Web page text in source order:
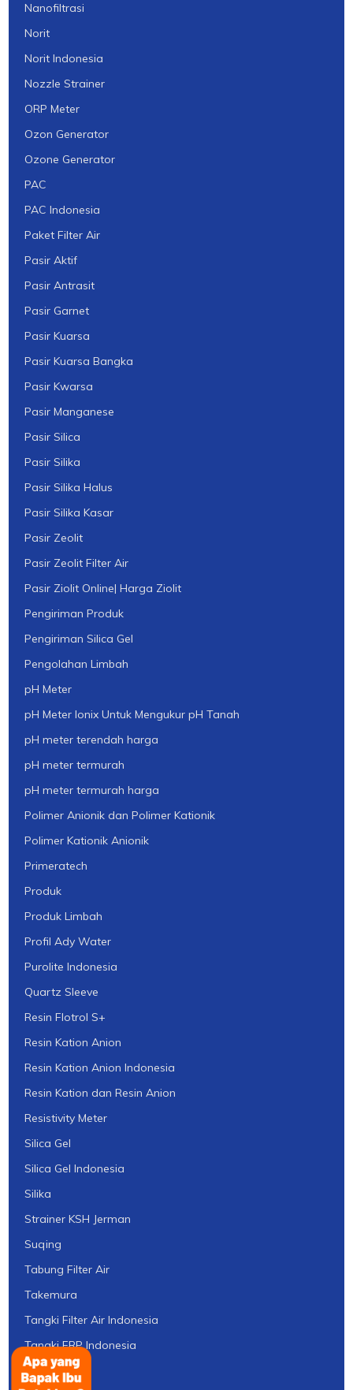
Nanofiltrasi
Norit
Norit Indonesia
Nozzle Strainer
ORP Meter
Ozon Generator
Ozone Generator
PAC
PAC Indonesia
Paket Filter Air
Pasir Aktif
Pasir Antrasit
Pasir Garnet
Pasir Kuarsa
Pasir Kuarsa Bangka
Pasir Kwarsa
Pasir Manganese
Pasir Silica
Pasir Silika
Pasir Silika Halus
Pasir Silika Kasar
Pasir Zeolit
Pasir Zeolit Filter Air
Pasir Ziolit Online| Harga Ziolit
Pengiriman Produk
Pengiriman Silica Gel
Pengolahan Limbah
pH Meter
pH Meter Ionix Untuk Mengukur pH Tanah
pH meter terendah harga
pH meter termurah
pH meter termurah harga
Polimer Anionik dan Polimer Kationik
Polimer Kationik Anionik
Primeratech
Produk
Produk Limbah
Profil Ady Water
Purolite Indonesia
Quartz Sleeve
Resin Flotrol S+
Resin Kation Anion
Resin Kation Anion Indonesia
Resin Kation dan Resin Anion
Resistivity Meter
Silica Gel
Silica Gel Indonesia
Silika
Strainer KSH Jerman
Suqing
Tabung Filter Air
Takemura
Tangki Filter Air Indonesia
Tangki FRP Indonesia
Tawas